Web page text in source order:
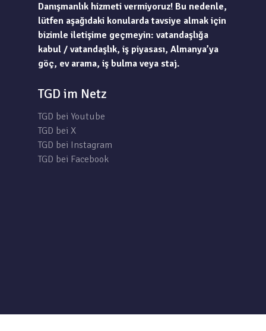
Danışmanlık hizmeti vermiyoruz! Bu nedenle,
lütfen aşağıdaki konularda tavsiye almak için
bizimle iletişime geçmeyin: vatandaşlığa
kabul / vatandaşlık, iş piyasası, Almanya’ya
göç, ev arama, iş bulma veya staj.
TGD im Netz
TGD bei Youtube
TGD bei X
TGD bei Instagram
TGD bei Facebook